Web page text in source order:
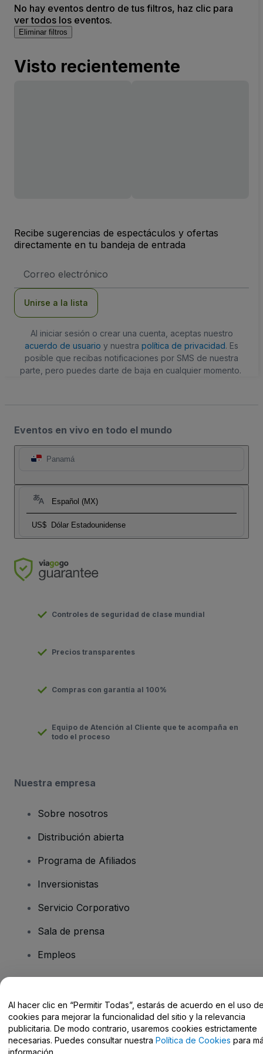
No hay eventos dentro de tus filtros, haz clic para
ver todos los eventos.
Eliminar filtros
Visto recientemente
Recibe sugerencias de espectáculos y ofertas
directamente en tu bandeja de entrada
de
Unirse a la lista
Al iniciar sesión o crear una cuenta, aceptas nuestro
acuerdo de usuario y nuestra política de privacidad. Es
posible que recibas notificaciones por SMS de nuestra
parte, pero puedes darte de baja en cualquier momento.
Eventos en vivo en todo el mundo
Panamá
Español (MX)
US$ Dólar Estadounidense
Controles de seguridad de clase mundial
Precios transparentes
Compras con garantía al 100%
Equipo de Atención al Cliente que te acompaña en
todo el proceso
Nuestra empresa
Sobre nosotros
Distribución abierta
Programa de Afiliados
Inversionistas
Servicio Corporativo
Sala de prensa
Empleos
Centro de Ayuda / Contacto
Al hacer clic en “Permitir Todas”, estarás de acuerdo en el uso
cookies para mejorar la funcionalidad del sitio y la relevancia
publicitaria. De modo contrario, usaremos cookies estrictamente
necesarias. Puedes consultar nuestra Política de Cookies para
información.